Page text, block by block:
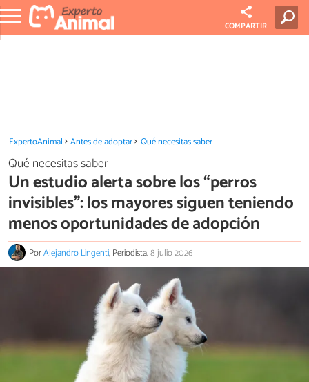
COMPARTIR
ExpertoAnimal Antes de adoptar Qué necesitas saber
Qué necesitas saber
Un estudio alerta sobre los “perros
invisibles”: los mayores siguen teniendo
menos oportunidades de adopción
PorAlejandro Lingenti, Periodista.8 julio 2026